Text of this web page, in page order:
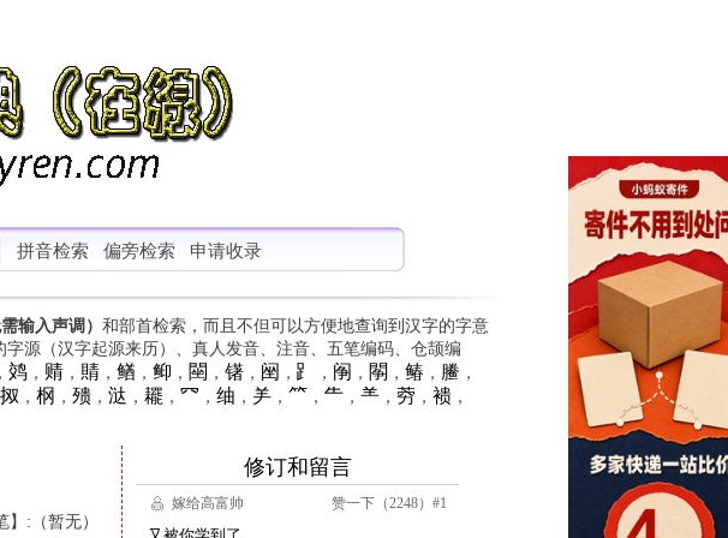
拼音检索 偏旁检索 申请收录
输入声调） 和部首检索，而且不但可以方便地查询到汉字的字意
源（汉字起源来历）、真人发音、注音、五笔编码、仓颉编
䴔， 䞍， 䝼， 䲡 ， 䲟 ， 䦟 ， 䦃， 䦷 ， ⻊ ， 䦶 ， 䦛 ， 䲠 ， 䲢 ，
㧐 ， 㭎 ， 㱮， 㳠 ， 䎱 ， ⺳ ， 䌷 ， ⺶， ⺮ ， ⺧， ⺷， 䓖， 䙌，
】:（暂无）